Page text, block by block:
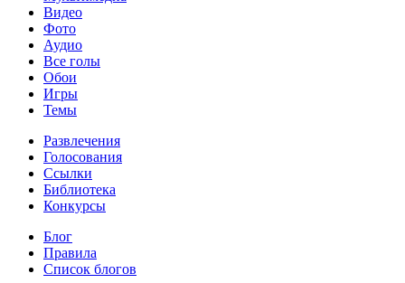
Видео
Фото
Аудио
Все голы
Обои
Игры
Темы
Развлечения
Голосования
Ссылки
Библиотека
Конкурсы
Блог
Правила
Список блогов